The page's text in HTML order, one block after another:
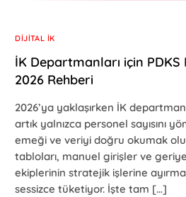
DIJITAL İK
İK Departmanları için
2026 Rehberi
2026’ya yaklaşırken İK
artık yalnızca personel sayısını
emeği ve veriyi doğru okumak
tabloları, manuel girişler ve
ekiplerinin stratejik işlerine
sessizce tüketiyor. İşte tam […]